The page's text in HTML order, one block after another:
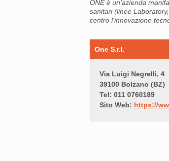
ONE è un'azienda
sanitari (linee
centro l'innovazione
One S.r.l.
Via Luigi Negrelli, 4
39100 Bolzano (BZ)
Tel: 011 0760189
Sito Web: https://